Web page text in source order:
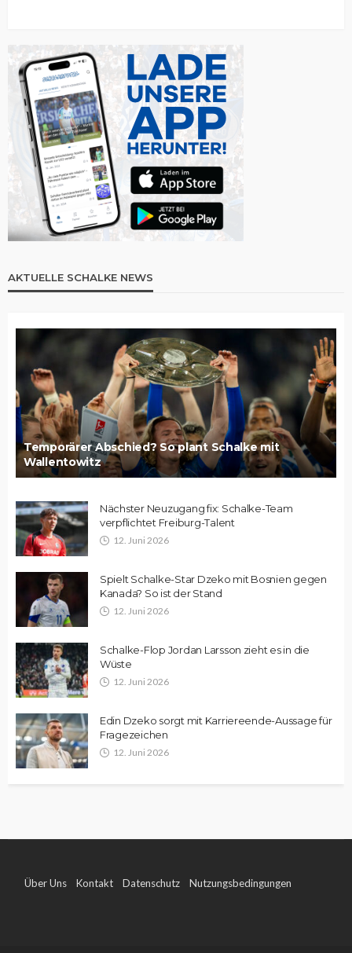
AKTUELLE SCHALKE NEWS
Temporärer Abschied? So plant Schalke mit
Wallentowitz
Nächster Neuzugang fix: Schalke-Team
verpflichtet Freiburg-Talent
12. Juni 2026
Spielt Schalke-Star Dzeko mit Bosnien gegen
Kanada? So ist der Stand
12. Juni 2026
Schalke-Flop Jordan Larsson zieht es in die
Wüste
12. Juni 2026
Edin Dzeko sorgt mit Karriereende-Aussage für
Fragezeichen
12. Juni 2026
Über Uns Kontakt Datenschutz Nutzungsbedingungen